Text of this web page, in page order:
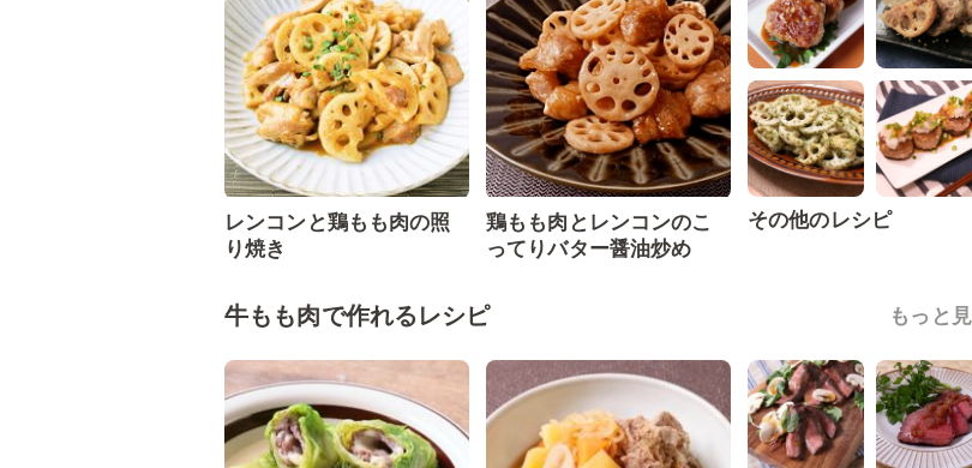
レンコンと鶏もも肉の照
り焼き
鶏もも肉とレンコンのこ
ってりバター醤油炒め
その他のレシピ
牛もも肉で作れるレシピ もっと